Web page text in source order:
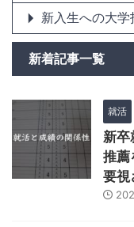
新入生への大学
新着記事一覧
就活
新卒
推薦
要視